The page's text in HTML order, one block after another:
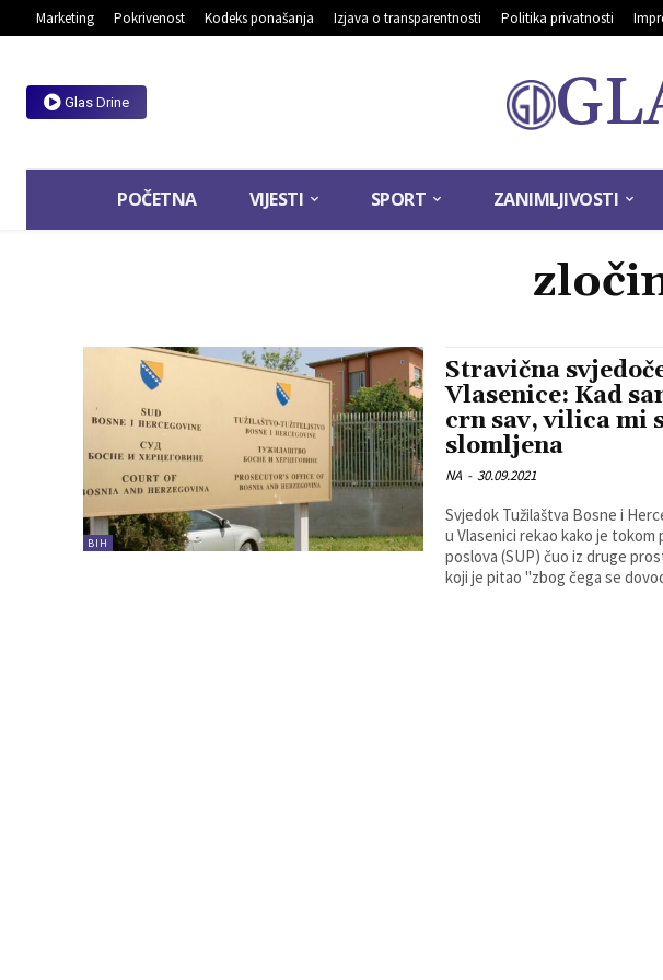
Marketing Pokrivenost Kodeks ponašanja Izjava o transparentnosti Politika privatnosti
Glas Drine
POČETNA VIJESTI SPORT ZANIMLJIVOSTI
BIH
Stravična
Vlasenice: Kad
crn sav, vilica mi
slomljena
NA - 30.09.2021
Svjedok Tužilaštva Bosne i
u Vlasenici rekao kako je
poslova (SUP) čuo iz druge
koji je pitao "zbog čega se